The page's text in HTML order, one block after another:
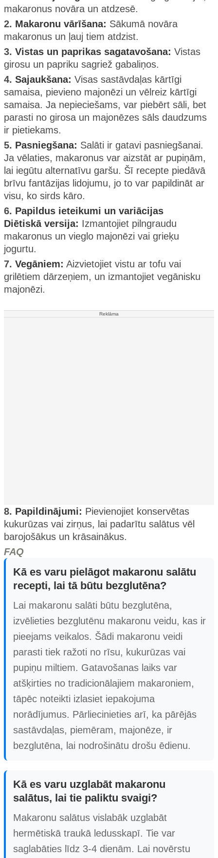
makaronus novāra un atdzesē.
2. Makaronu vārīšana: Sākumā novāra
makaronus un ļauj tiem atdzist.
3. Vistas un paprikas sagatavošana: Vistas
girosu un papriku sagriež gabaliņos.
4. Sajaukšana: Visas sastāvdaļas kārtīgi
samaisa, pievieno majonēzi un vēlreiz kārtīgi
samaisa. Ja nepieciešams, var piebērt sāli, bet
parasti no girosa un majonēzes sāls daudzums
ir pietiekams.
5. Pasniegšana: Salāti ir gatavi pasniegšanai.
Ja vēlaties, makaronus var aizstāt ar pupiņām,
lai iegūtu alternatīvu garšu. Šī recepte piedāvā
brīvu fantāzijas lidojumu, jo to var papildināt ar
visu, ko sirds kāro.
6. Papildus ieteikumi un variācijas
Diētiskā versija: Izmantojiet pilngraudu
makaronus un vieglo majonēzi vai grieķu
jogurtu.
7. Vegāniem: Aizvietojiet vistu ar tofu vai
grilētiem dārzeņiem, un izmantojiet vegānisku
majonēzi.
Reklāma
8. Papildinājumi: Pievienojiet konservētas
kukurūzas vai zirņus, lai padarītu salātus vēl
barojošākus un krāsainākus.
FAQ
Kā es varu pielāgot makaronu salātu
recepti, lai tā būtu bezglutēna?
Lai makaronu salāti būtu bezglutēna,
izvēlieties bezglutēnu makaronu veidu, kas ir
pieejams veikalos. Šādi makaronu veidi
parasti tiek ražoti no rīsu, kukurūzas vai
pupiņu miltiem. Gatavošanas laiks var
atšķirties no tradicionālajiem makaroniem,
tāpēc noteikti izlasiet iepakojuma
norādījumus. Pārliecinieties arī, ka pārējās
sastāvdaļas, piemēram, majonēze, ir
bezglutēna, lai nodrošinātu drošu ēdienu.
Kā es varu uzglabāt makaronu
salātus, lai tie paliktu svaigi?
Makaronu salātus vislabāk uzglabāt
hermētiskā traukā ledusskapī. Tie var
saglabāties līdz 3-4 dienām. Lai novērstu